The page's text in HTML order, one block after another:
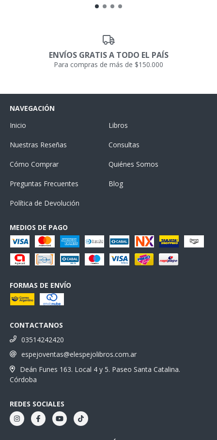
ENVÍOS GRATIS A TODO EL PAÍS
Para compras de más de $150.000
NAVEGACIÓN
Inicio
Libros
Nuestras Reseñas Consultas
Cómo Comprar Quiénes Somos
Preguntas Frecuentes Blog
Política de Devolución
MEDIOS DE PAGO
FORMAS DE ENVÍO
CONTACTANOS
03514242420
espejoventas@elespejolibros.com.ar
Deán Funes 163. Local 4 y 5. Paseo Santa Catalina.
Córdoba
REDES SOCIALES